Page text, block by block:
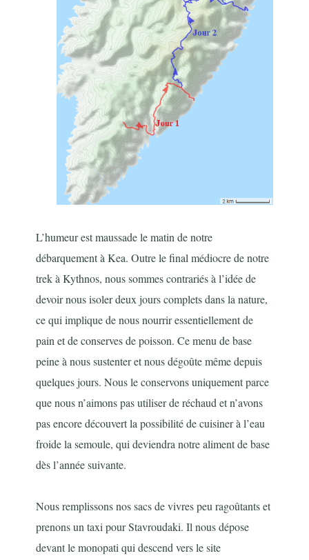
L’humeur est maussade le matin de notre
débarquement à Kea. Outre le final médiocre de notre
trek à Kythnos, nous sommes contrariés à l’idée de
devoir nous isoler deux jours complets dans la nature,
ce qui implique de nous nourrir essentiellement de
pain et de conserves de poisson. Ce menu de base
peine à nous sustenter et nous dégoûte même depuis
quelques jours. Nous le conservons uniquement parce
que nous n’aimons pas utiliser de réchaud et n’avons
pas encore découvert la possibilité de cuisiner à l’eau
froide la semoule, qui deviendra notre aliment de base
dès l’année suivante.
Nous remplissons nos sacs de vivres peu ragoûtants et
prenons un taxi pour Stavroudaki. Il nous dépose
devant le monopati qui descend vers le site